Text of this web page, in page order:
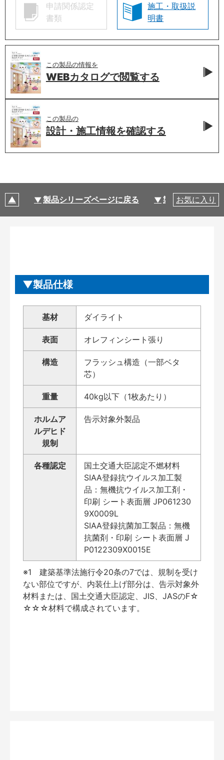
申請関係認定
書類
施工・取扱説
明書
この製品の情報を
WEBカタログで閲覧する
この製品の
設計・施工情報を確認する
製品シリーズページに戻る 製品仕様
お気に入り
製品仕様
基材 ダイライト
表面 オレフィンシート張り
構造
フラッシュ構造（一部ベタ
芯）
重量 40kg以下（1枚あたり）
ホルムア
ルデヒド
規制
告示対象外製品
各種認定
国土交通大臣認定不燃材料
SIAA登録抗ウイルス加工製
品：無機抗ウイルス加工剤・
印刷 シート表面層 JP061230
9X0009L
SIAA登録抗菌加工製品：無機
抗菌剤・印刷 シート表面層 J
P0122309X0015E
※1 建築基準法施行令20条の7では、規制を受け
ない部位ですが、内装仕上げ部分は、告示対象外
材料または、国土交通大臣認定、JIS、JASのF☆
☆☆☆材料で構成されています。